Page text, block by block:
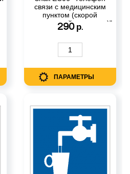
связи с медицинским
пунктом (скорой
медицинской помощью)"
290 р.
ПАРАМЕТРЫ